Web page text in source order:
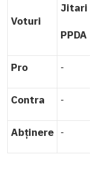
Voturi
Jitari
PPDA
Pro -
Contra -
Abținere -